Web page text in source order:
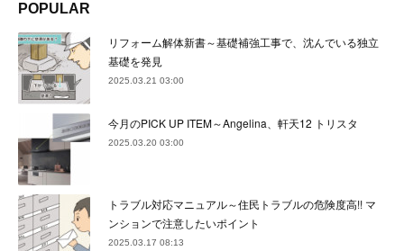
(24)
22)
(22)
(22)
(25
(23 )
(24
(21
(24)
(21
( 23)
(22 )
(23
(23
(22)
(24
( 21)
(20)
(23)
(23
(22)
(23
( 24)
(21)
(22)
(24
(24)
(23
( 21)
(22)
(21)
(27)
(22
33)
(17)
(32)
(36)
(30
34)
POPULAR
リフォーム解体新書～基礎補強工事で、沈んでいる独立
基礎を発見
2025.03.21 03:00
今月のPICK UP ITEM～Angelina、軒天12 トリスタ
2025.03.20 03:00
トラブル対応マニュアル～住民トラブルの危険度高!! マ
ンションで注意したいポイント
2025.03.17 08:13